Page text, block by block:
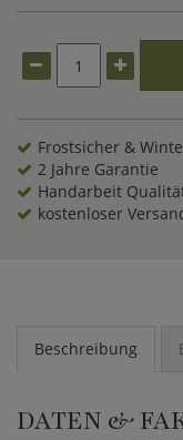
Frostsicher &
2 Jahre Garantie
Handarbeit
kostenloser
Beschreibung
DATEN &